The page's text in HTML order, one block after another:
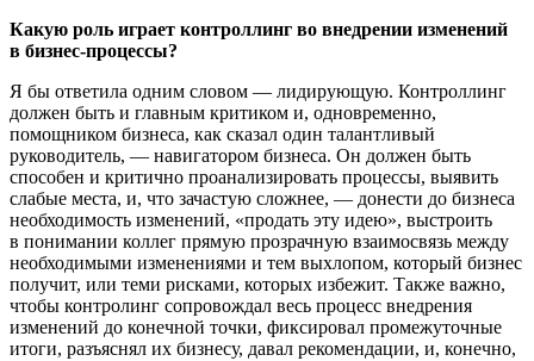
Какую роль играет контроллинг во внедрении изменений
в бизнес-процессы?
Я бы ответила одним словом — лидирующую. Контроллинг
должен быть и главным критиком и, одновременно,
помощником бизнеса, как сказал один талантливый
руководитель, — навигатором бизнеса. Он должен быть
способен и критично проанализировать процессы, выявить
слабые места, и, что зачастую сложнее, — донести до бизнеса
необходимость изменений, «продать эту идею», выстроить
в понимании коллег прямую прозрачную взаимосвязь между
необходимыми изменениями и тем выхлопом, который бизнес
получит, или теми рисками, которых избежит. Также важно,
чтобы контролинг сопровождал весь процесс внедрения
изменений до конечной точки, фиксировал промежуточные
итоги, разъяснял их бизнесу, давал рекомендации, и, конечно,